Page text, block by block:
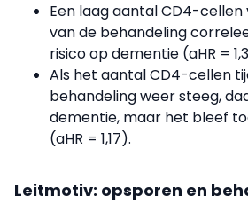
Een laag aantal CD4-
van de behandeling
risico op dementie (aHR =
Als het aantal CD4-cellen
behandeling weer steeg,
dementie, maar het bleef
(aHR = 1,17).
Leitmotiv: opsporen en